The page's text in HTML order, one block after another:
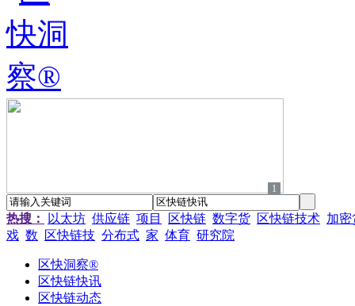
1
热搜： 以太坊 供应链 项目 区快链 数字货 区快链技术 加密
戏 数 区快链技 分布式 家 体育 研究院
区快洞察®
区快链快讯
区快链动态